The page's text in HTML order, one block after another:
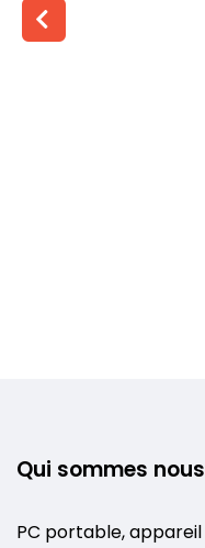
Qui sommes
PC portable,